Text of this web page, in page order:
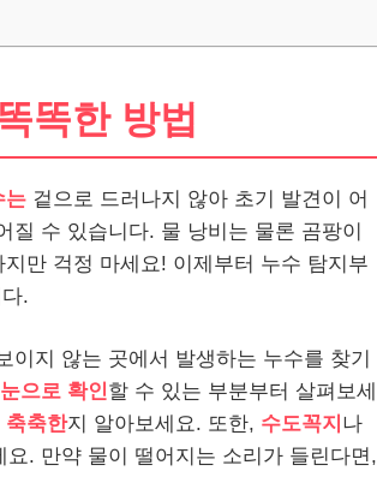
똑한 방법
는 겉으로 드러나지 않아 초기 발견이 어
질 수 있습니다. 물 낭비는 물론 곰팡이
만 걱정 마세요! 이제부터 누수 탐지부
.
지 않는 곳에서 발생하는 누수를 찾기
눈으로 확인할 수 있는 부분부터 살펴보세
축축한지 알아보세요. 또한, 수도꼭지 나
. 만약 물이 떨어지는 소리가 들린다면,